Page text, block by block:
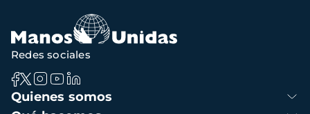
Navegación
principal
Quienes somos
Redes sociales